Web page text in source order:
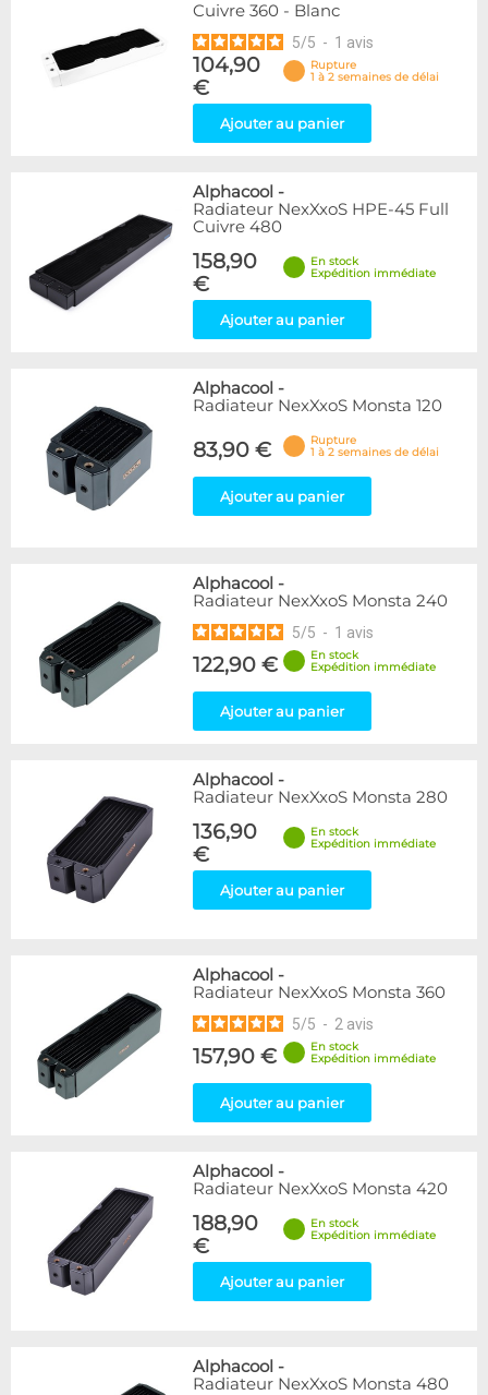
Cuivre 360 - Blanc
5/5 - 1 avis
104,90
€
Rupture
1 à 2 semaines de délai
Ajouter au panier
Alphacool -
Radiateur NexXxoS HPE-45 Full
Cuivre 480
158,90
€
En stock
Expédition immédiate
Ajouter au panier
Alphacool -
Radiateur NexXxoS Monsta 120
83,90 €
Rupture
1 à 2 semaines de délai
Ajouter au panier
Alphacool -
Radiateur NexXxoS Monsta 240
5/5 - 1 avis
122,90 €
En stock
Expédition immédiate
Ajouter au panier
Alphacool -
Radiateur NexXxoS Monsta 280
136,90
€
En stock
Expédition immédiate
Ajouter au panier
Alphacool -
Radiateur NexXxoS Monsta 360
5/5 - 2 avis
157,90 €
En stock
Expédition immédiate
Ajouter au panier
Alphacool -
Radiateur NexXxoS Monsta 420
188,90
€
En stock
Expédition immédiate
Ajouter au panier
Alphacool -
Radiateur NexXxoS Monsta 480